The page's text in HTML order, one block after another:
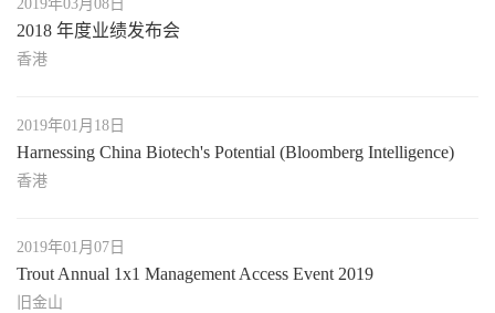
2019年03月08日
2018 年度业绩发布会
香港
2019年01月18日
Harnessing China Biotech's Potential (Bloomberg Intelligence)
香港
2019年01月07日
Trout Annual 1x1 Management Access Event 2019
旧金山